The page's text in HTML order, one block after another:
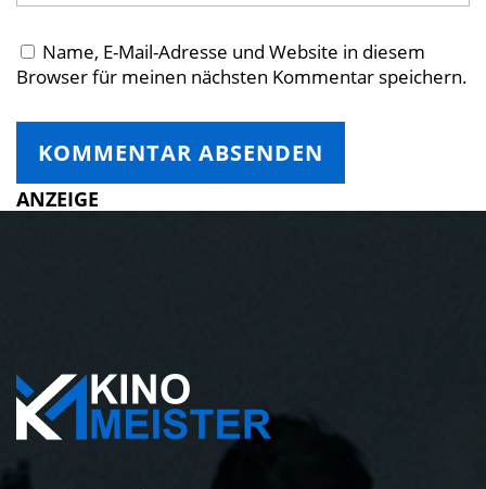
Name, E-Mail-Adresse und Website in diesem
Browser für meinen nächsten Kommentar speichern.
ANZEIGE